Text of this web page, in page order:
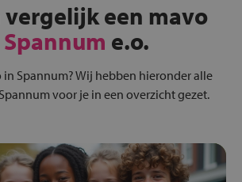
vergelijk een mavo
Spannum e.o.
in Spannum? Wij hebben hieronder alle
voor je in een overzicht gezet.